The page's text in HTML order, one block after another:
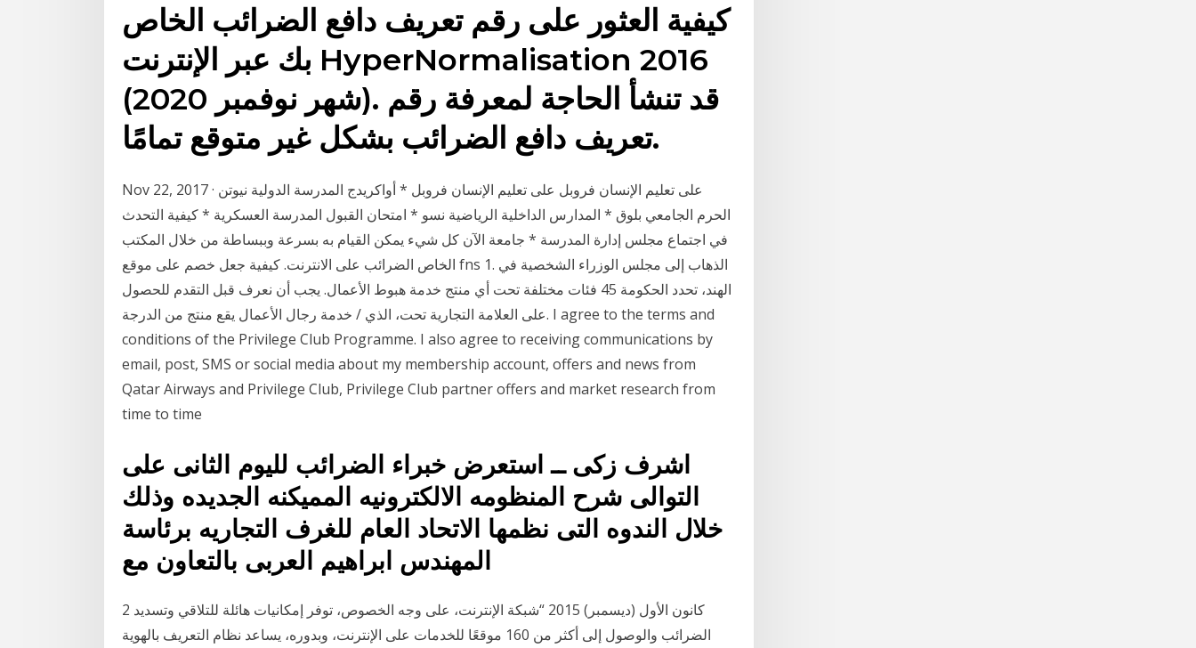
كيفية العثور على رقم تعريف دافع الضرائب الخاص
بك عبر الإنترنت HyperNormalisation 2016
(شهر نوفمبر 2020). قد تنشأ الحاجة لمعرفة رقم
تعريف دافع الضرائب بشكل غير متوقع تمامًا.
Nov 22, 2017 · على تعليم الإنسان فروبل على تعليم الإنسان فروبل * أواكريدج المدرسة الدولية نيوتن
الحرم الجامعي بلوق * المدارس الداخلية الرياضية نسو * امتحان القبول المدرسة العسكرية * كيفية التحدث
في اجتماع مجلس إدارة المدرسة * جامعة الآن كل شيء يمكن القيام به بسرعة وببساطة من خلال المكتب
الخاص الضرائب على الانترنت. كيفية جعل خصم على موقع fns 1. الذهاب إلى مجلس الوزراء الشخصية في
الهند، تحدد الحكومة 45 فئات مختلفة تحت أي منتج خدمة هبوط الأعمال. يجب أن نعرف قبل التقدم للحصول
على العلامة التجارية تحت، الذي / خدمة رجال الأعمال يقع منتج من الدرجة. I agree to the terms and
conditions of the Privilege Club Programme. I also agree to receiving communications by
email, post, SMS or social media about my membership account, offers and news from
Qatar Airways and Privilege Club, Privilege Club partner offers and market research from
time to time
اشرف زكى ــ استعرض خبراء الضرائب لليوم الثانى على
التوالى شرح المنظومه الالكترونيه المميكنه الجديده وذلك
خلال الندوه التى نظمها الاتحاد العام للغرف التجاريه برئاسة
المهندس ابراهيم العربى بالتعاون مع
2 كانون الأول (ديسمبر) 2015 “شبكة الإنترنت، على وجه الخصوص، توفر إمكانيات هائلة للتلاقي وتسديد
الضرائب والوصول إلى أكثر من 160 موقعًا للخدمات على الإنترنت، وبدوره، يساعد نظام التعريف بالهوية